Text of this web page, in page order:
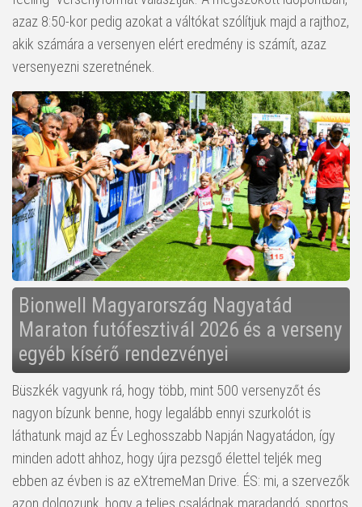
azaz 8:50-kor pedig azokat a váltókat szólítjuk majd a rajthoz,
akik számára a versenyen elért eredmény is számít, azaz
versenyezni szeretnének.
Bionwell Magyarország Nagyatád
Maraton futófesztivál 2026 és a verseny
egyéb kísérő rendezvényei
Büszkék vagyunk rá, hogy több, mint 500 versenyzőt és
nagyon bízunk benne, hogy legalább ennyi szurkolót is
láthatunk majd az Év Leghosszabb Napján Nagyatádon, így
minden adott ahhoz, hogy újra pezsgő élettel teljék meg
ebben az évben is az eXtremeMan Drive. ÉS: mi, a szervezők